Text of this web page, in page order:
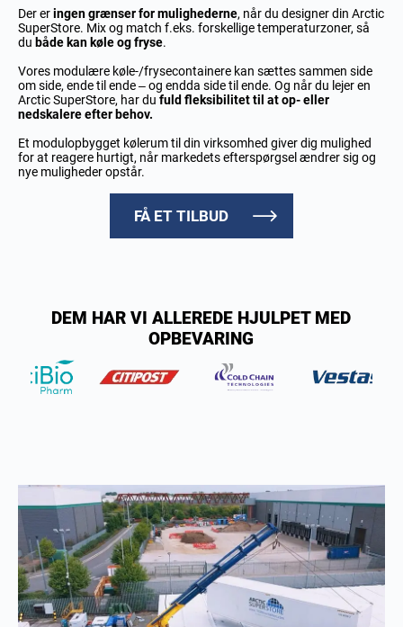
Der eringen grænser for mulighederne, når du designer din Arctic
SuperStore. Mix og match f.eks. forskellige temperaturzoner, så
du både kan køle og fryse.
Vores modulære køle-/frysecontainere kan sættes sammen side
om side, ende til ende – og endda side til ende. Og når du lejer en
Arctic SuperStore, har du fuld fleksibilitet til at op- eller
nedskalere efter behov.
Et modulopbygget kølerum til din virksomhed giver dig mulighed
for at reagere hurtigt, når markedets efterspørgsel ændrer sig og
nye muligheder opstår.
FÅ ET TILBUD
DEM HAR VI ALLEREDE HJULPET MED
OPBEVARING